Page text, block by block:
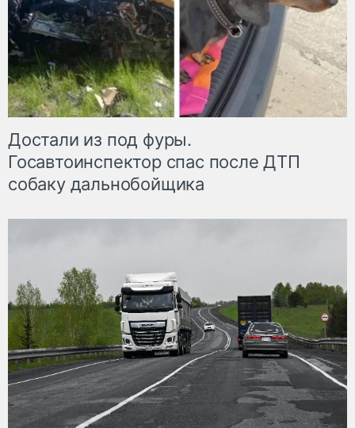
Достали из под фуры.
Госавтоинспектор спас после ДТП
собаку дальнобойщика